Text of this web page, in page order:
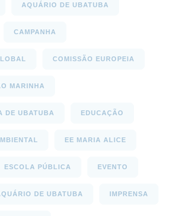
AQUÁRIO DE UBATUBA
CAMPANHA
COMISSÃO EUROPEIA
MARINHA
DE UBATUBA EDUCAÇÃO
EE MARIA ALICE
ESCOLA PÚBLICA EVENTO
DE UBATUBA IMPRENSA